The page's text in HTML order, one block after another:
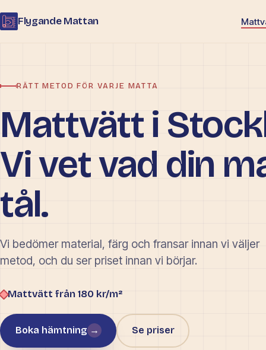
Flygande Mattan
RÄTT METOD FÖR VARJE MATTA
Mattvätt i
Vi vet vad din
tål.
Vi bedömer material, färg och fransar innan vi väljer
metod, och du ser priset innan vi börjar.
Mattvätt från 180 kr/m²
Boka hämtning → Se priser